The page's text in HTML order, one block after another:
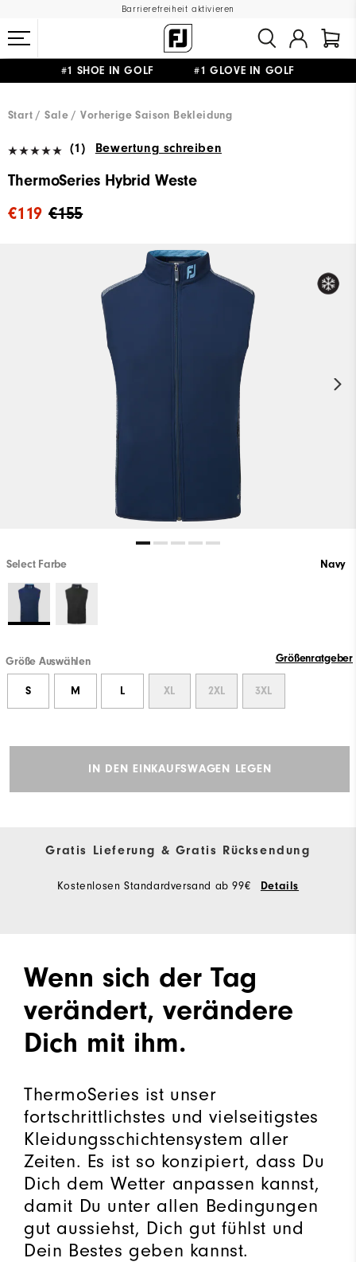
Barrierefreiheit aktivieren
#1 SHOE IN GOLF #1 GLOVE IN GOLF
Start
Sale Vorherige Saison Bekleidung
(1) Bewertung schreiben
ThermoSeries Hybrid Weste
€155
€119
Select Farbe Navy
Größe Auswählen Größenratgeber
S M L XL 2XL 3XL
IN DEN EINKAUFSWAGEN LEGEN
Gratis Lieferung & Gratis Rücksendung
Kostenlosen Standardversand ab 99€ Details
Wenn sich der Tag
verändert, verändere
Dich mit ihm.
ThermoSeries ist unser
fortschrittlichstes und vielseitigstes
Kleidungsschichtensystem aller
Zeiten. Es ist so konzipiert, dass Du
Dich dem Wetter anpassen kannst,
damit Du unter allen Bedingungen
gut aussiehst, Dich gut fühlst und
Dein Bestes geben kannst.